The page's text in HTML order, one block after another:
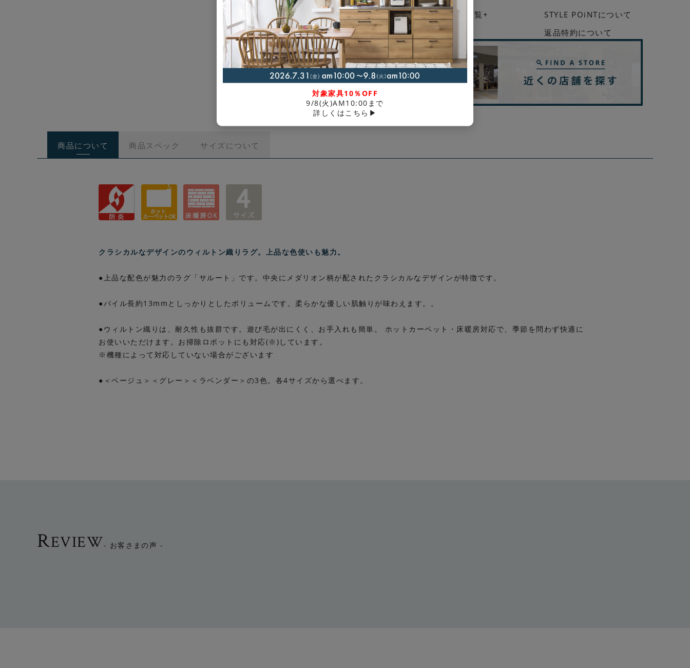
支払い方法一覧+
STYLE POiNTについて
ご利用ガイド
返品特約について
商品について 商品スペック サイズについて
クラシカルなデザインのウィルトン織りラグ。上品な色使いも魅力。
●上品な配色が魅力のラグ「サルート」です。中央にメダリオン柄が配されたクラシカルなデザインが特徴です。
●パイル長約13mmとしっかりとしたボリュームです。柔らかな優しい肌触りが味わえます。。
●ウィルトン織りは、耐久性も抜群です。遊び毛が出にくく、お手入れも簡単。 ホットカーペット・床暖房対応で、季節を問わず快適に
お使いいただけます。お掃除ロボットにも対応(※)しています。
※機種によって対応していない場合がございます
●＜ベージュ＞＜グレー＞＜ラベンダー＞の3色。各4サイズから選べます。
REVIEW- お客さまの声 -
対象家具10％OFF
9/8(火)AM10:00まで
詳しくはこちら▶